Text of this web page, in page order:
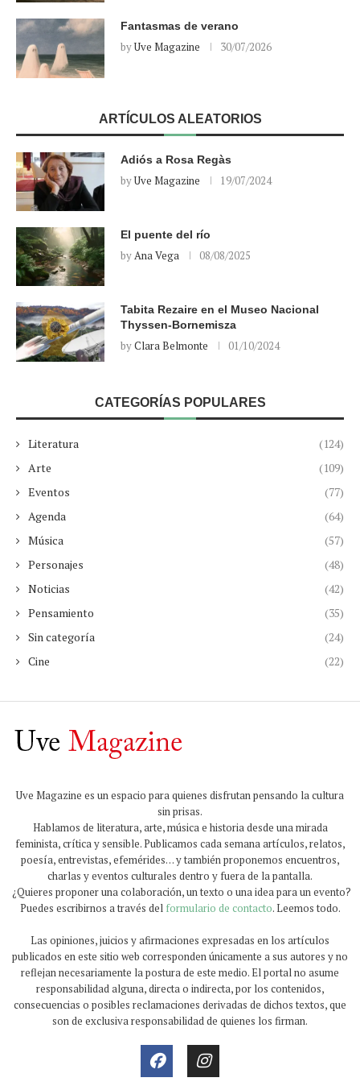
Fantasmas de verano
byUve Magazine 30/07/2026
ARTÍCULOS ALEATORIOS
Adiós a Rosa Regàs
byUve Magazine 19/07/2024
El puente del río
byAna Vega 08/08/2025
Tabita Rezaire en el Museo Nacional
Thyssen-Bornemisza
byClara Belmonte 01/10/2024
CATEGORÍAS POPULARES
Literatura
(124)
Arte
(109)
Eventos
(77)
Agenda
(64)
Música
(57)
Personajes
(48)
Noticias
(42)
Pensamiento
(35)
Sin categoría
(24)
Cine
(22)
Uve Magazine es un espacio para quienes disfrutan pensando la cultura
sin prisas.
Hablamos de literatura, arte, música e historia desde una mirada
feminista, crítica y sensible. Publicamos cada semana artículos, relatos,
poesía, entrevistas, efemérides… y también proponemos encuentros,
charlas y eventos culturales dentro y fuera de la pantalla.
¿Quieres proponer una colaboración, un texto o una idea para un evento?
Puedes escribirnos a través del formulario de contacto. Leemos todo.
Las opiniones, juicios y afirmaciones expresadas en los artículos
publicados en este sitio web corresponden únicamente a sus autores y no
reflejan necesariamente la postura de este medio. El portal no asume
responsabilidad alguna, directa o indirecta, por los contenidos,
consecuencias o posibles reclamaciones derivadas de dichos textos, que
son de exclusiva responsabilidad de quienes los firman.